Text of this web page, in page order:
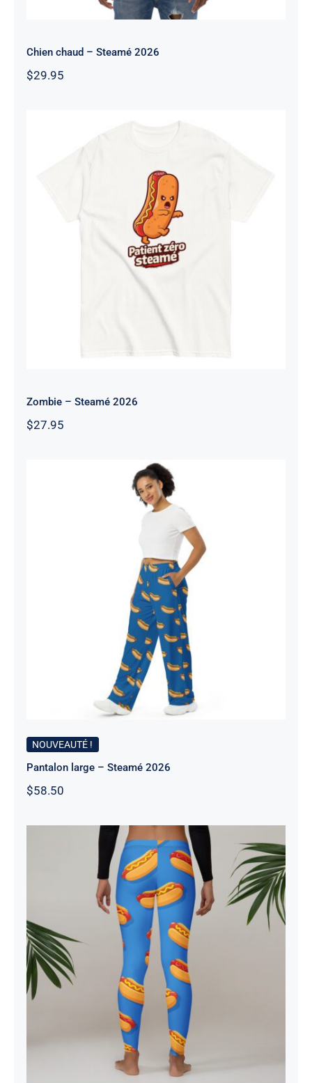
Chien chaud – Steamé 2026
$29.95
Zombie – Steamé 2026
Zombie – Steamé 2026
$27.95
Pantalon large – Steamé 2026
NOUVEAUTÉ !
Pantalon large – Steamé 2026
$58.50
Leggings – Steamé 2026